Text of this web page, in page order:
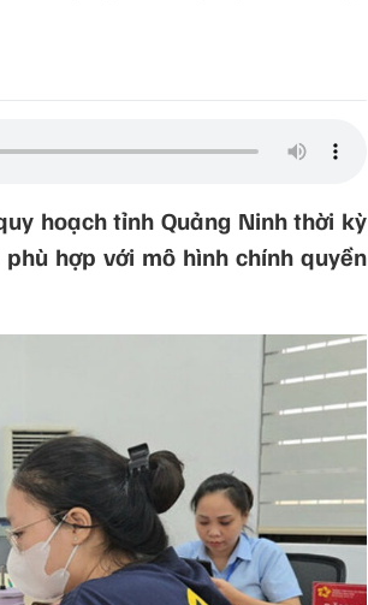
hoạch tỉnh Quảng Ninh thời kỳ
hợp với mô hình chính quyền